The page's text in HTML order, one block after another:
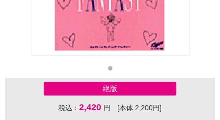
絶版
税込： 2,420 円 [本体 2,200円]